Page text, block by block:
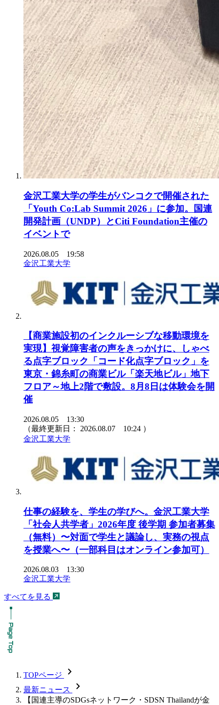
金沢工業大学の学生がバンコクで開催された
「Youth Co:Lab Summit 2026」に参加。国連
開発計画（UNDP）とCiti Foundation主催の
イベントで
2026.08.05 19:58
金沢工業大学
【商業施設初のインクルーシブな移動環境を
実現】視覚障害者の声をきっかけに、しゃべ
る点字ブロック「コード化点字ブロック」を
東京・錦糸町の商業ビル「楽天地ビル」地下
フロア～地上2階で敷設。8月8日は体験会を開
催
2026.08.05 13:30
（最終更新日： 2026.08.07 10:24 ）
金沢工業大学
仕事の経験を、学生の学びへ。金沢工業大学
「社会人共学者」2026年度 後学期 参加者募集
（無料）〜対面で学生と議論し、実務の視点
を授業へ〜（一部科目はオンライン参加可）
2026.08.03 13:30
金沢工業大学
すべてを見る
TOPページ chevron_forward
最新ニュース chevron_forward
【国連主導のSDGsネットワーク・SDSN Thailandが金